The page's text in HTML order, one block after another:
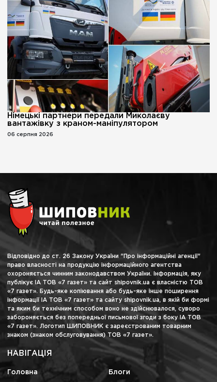
Німецькі партнери передали Миколаєву
вантажівку з краном-маніпулятором
06 серпня 2026
Відповідно до ст. 26 Закону України "Про інформаційні агенції"
право власності на продукцію інформаційного агентства
охороняється чинним законодавством України. Інформація, яку
публікує ІА ТОВ «7 газет» та сайт shipovnik.ua є власністю ТОВ
«7 газет». Будь-яке копіювання або будь-яке інше поширення
інформації ІА ТОВ «7 газет» та сайту shipovnik.ua, в якій би формі
та яким би технічним способом воно не здійснювалося, суворо
забороняється без попередньої письмової згоди з боку ІА ТОВ
«7 газет». Логотип ШИПОВНИК є зареєстрованим товарним
знаком (знаком обслуговування) ТОВ «7 газет».
НАВІГАЦІЯ
Головна Блоги